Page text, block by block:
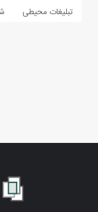
تبلیغات محیطی